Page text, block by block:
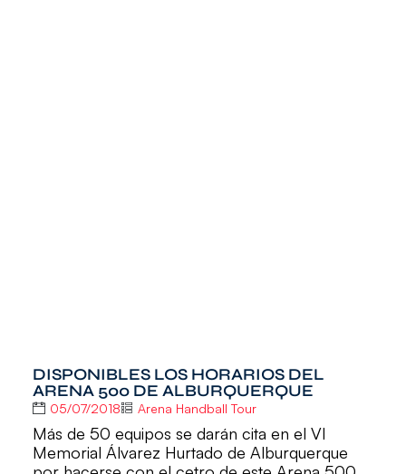
DISPONIBLES LOS HORARIOS DEL
ARENA 500 DE ALBURQUERQUE
05/07/2018 Arena Handball Tour
Más de 50 equipos se darán cita en el VI
Memorial Álvarez Hurtado de Alburquerque